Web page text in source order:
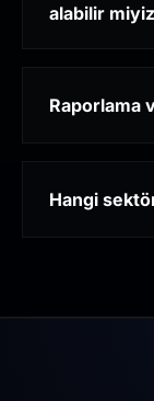
alabilir
Raporlama
Hangi